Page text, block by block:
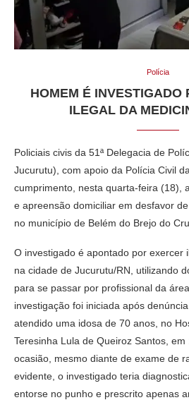
Polícia
HOMEM É INVESTIGADO
ILEGAL DA
Policiais civis da 51ª Delegacia de
Jucurutu), com apoio da Polícia Civil
cumprimento, nesta quarta-feira (18),
e apreensão domiciliar em desfavor
no município de Belém do Brejo do
O investigado é apontado por exercer
na cidade de Jucurutu/RN, utilizando
para se passar por profissional da
investigação foi iniciada após
atendido uma idosa de 70 anos, no
Teresinha Lula de Queiroz Santos,
ocasião, mesmo diante de exame de
evidente, o investigado teria
entorse no punho e prescrito apenas